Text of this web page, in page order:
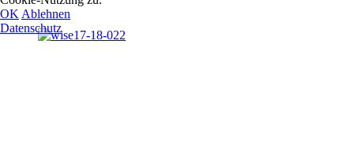
OK Ablehnen
Datenschutz